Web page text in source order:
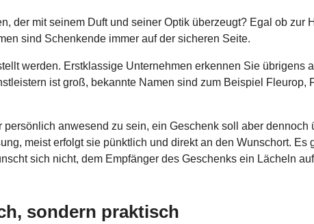
der mit seinem Duft und seiner Optik überzeugt? Egal ob zur
sind Schenkende immer auf der sicheren Seite.
werden. Erstklassige Unternehmen erkennen Sie übrigens
ist groß, bekannte Namen sind zum Beispiel Fleurop,
anwesend zu sein, ein Geschenk soll aber dennoch
meist erfolgt sie pünktlich und direkt an den Wunschort. Es
sich nicht, dem Empfänger des Geschenks ein Lächeln
sondern praktisch